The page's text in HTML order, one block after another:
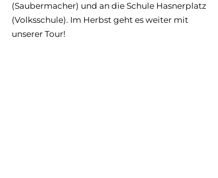
(Saubermacher) und an die Schule Hasnerplatz
(Volksschule). Im Herbst geht es weiter mit
unserer Tour!